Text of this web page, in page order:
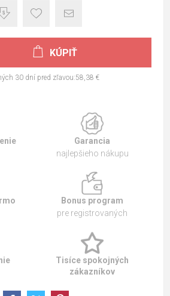
KÚPIŤ
30 dní pred zľavou:58,38 €
Garancia
najlepšieho nákupu
Bonus program
pre registrovaných
Tisíce spokojných
zákazníkov